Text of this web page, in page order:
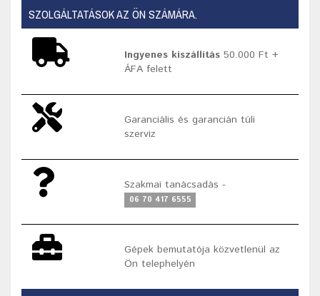
SZOLGÁLTATÁSOK AZ ÖN SZÁMÁRA.
Ingyenes kiszállítás 50.000 Ft +
ÁFA felett
Garanciális és garancián túli
szerviz
Szakmai tanácsadás -
06 70 417 6555
Gépek bemutatója közvetlenül az
Ön telephelyén